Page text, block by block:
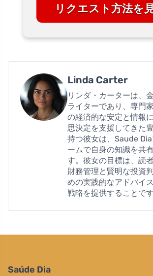
リクエスト方法を
Linda Carter
リンダ・カーターは、
ライターであり、専門
の経済的な安定と情報
思決定を支援してきた
持つ彼女は、Saude
ームで自身の知識を共
す。彼女の目標は、読
財務管理と賢明な投資
めの実践的なアドバイ
戦略を提供することです
Saúde Dia